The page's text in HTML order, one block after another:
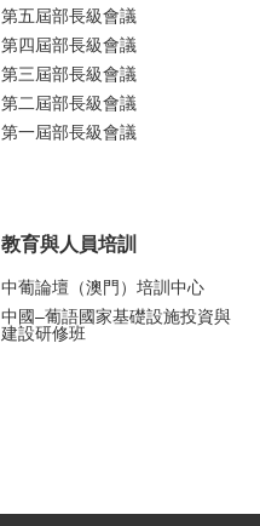
第五屆部長級會議
第四屆部長級會議
第三屆部長級會議
第二屆部長級會議
第一屆部長級會議
教育與人員培訓
中葡論壇（澳門）培訓中心
中國–葡語國家基礎設施投資與
建設研修班